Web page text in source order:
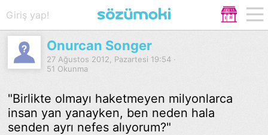
Giriş yap!
Onurcan Songer
27 Ağustos 2012, Pazartesi 19:54 ·
51 Okunma
"Birlikte olmayı haketmeyen milyonlarca
insan yan yanayken, ben neden hala
senden ayrı nefes alıyorum?"